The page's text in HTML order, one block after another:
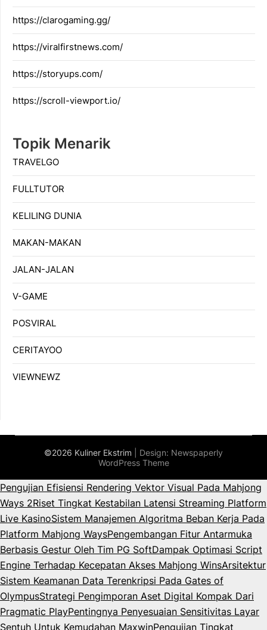
https://clarogaming.gg/
https://viralfirstnews.com/
https://storyups.com/
https://scroll-viewport.io/
Topik Menarik
TRAVELGO
FULLTUTOR
KELILING DUNIA
MAKAN-MAKAN
JALAN-JALAN
V-GAME
POSVIRAL
CERITAYOO
VIEWNEWZ
©2026 Kuliner Ekstrim | Design: Newspaperly
WordPress Theme
Pengujian Efisiensi Rendering Vektor Visual Pada Mahjong
Ways 2Riset Tingkat Kestabilan Latensi Streaming Platform
Live KasinoSistem Manajemen Algoritma Beban Kerja Pada
Platform Mahjong WaysPengembangan Fitur Antarmuka
Berbasis Gestur Oleh Tim PG SoftDampak Optimasi Script
Engine Terhadap Kecepatan Akses Mahjong WinsArsitektur
Sistem Keamanan Data Terenkripsi Pada Gates of
OlympusStrategi Pengimporan Aset Digital Kompak Dari
Pragmatic PlayPentingnya Penyesuaian Sensitivitas Layar
Sentuh Untuk Kemudahan MaxwinPengujian Tingkat